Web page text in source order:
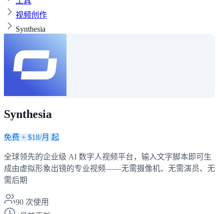
视频创作
Synthesia
Synthesia
免费 + $18/月 起
全球领先的企业级 AI 数字人视频平台，输入文字脚本即可生
成由虚拟形象出镜的专业视频——无需摄像机、无需演员、无
需后期
90 次使用